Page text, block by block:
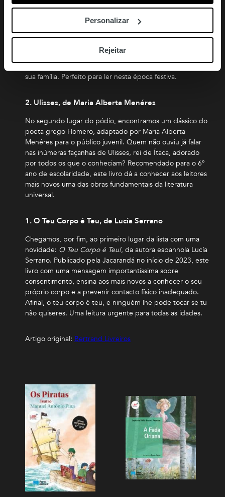
Personalizar
Rejeitar
Breyner Andresen
Chegamos ao top 3 com mais um clássico infantojuvenil
de Sophia de Mello Breyner do qual toda a família já deve
conhecer a história. No regresso de uma longa
peregrinação à Palestina, um Cavaleiro tem apenas um
desejo: voltar a casa a tempo de celebrar o Natal com a
sua família. Perfeito para ler nesta época festiva.
2. Ulisses, de Maria Alberta Menéres
No segundo lugar do pódio, encontramos um clássico do
poeta grego Homero, adaptado por Maria Alberta
Menéres para o público juvenil. Quem não ouviu já falar
nas inúmeras façanhas de Ulisses, rei de Ítaca, adorado
por todos os que o conheciam? Recomendado para o 6º
ano de escolaridade, este livro dá a conhecer aos leitores
mais novos uma das obras fundamentais da literatura
universal.
1. O Teu Corpo é Teu, de Lucía Serrano
Chegamos, por fim, ao primeiro lugar da lista com uma
novidade: O Teu Corpo é Teu!, da autora espanhola Lucía
Serrano. Publicado pela Jacarandá no início de 2023, este
livro com uma mensagem importantíssima sobre
consentimento, ensina aos mais novos a conhecer o seu
próprio corpo e a prevenir contacto físico inadequado.
Afinal, o teu corpo é teu, e ninguém lhe pode tocar se tu
não quiseres. Uma leitura urgente para todas as idades.
Artigo original: Bertrand Livreiros